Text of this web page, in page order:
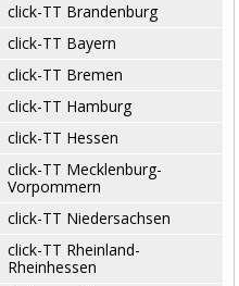
click-TT Brandenburg
click-TT Bayern
click-TT Bremen
click-TT Hamburg
click-TT Hessen
click-TT Mecklenburg-
Vorpommern
click-TT Niedersachsen
click-TT Rheinland-
Rheinhessen